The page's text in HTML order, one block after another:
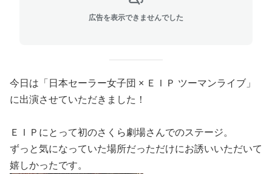
広告を表示できませんでした
今日は「日本セーラー女子団 × ＥＩＰ ツーマンライブ」
に出演させていただきました！
ＥＩＰにとって初のさくら劇場さんでのステージ。
ずっと気になっていた場所だっただけにお誘いいただいて
嬉しかったです。